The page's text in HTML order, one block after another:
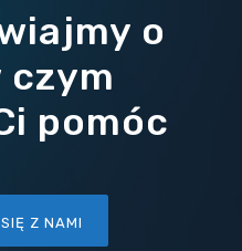
o
czym
pomóc
Z NAMI